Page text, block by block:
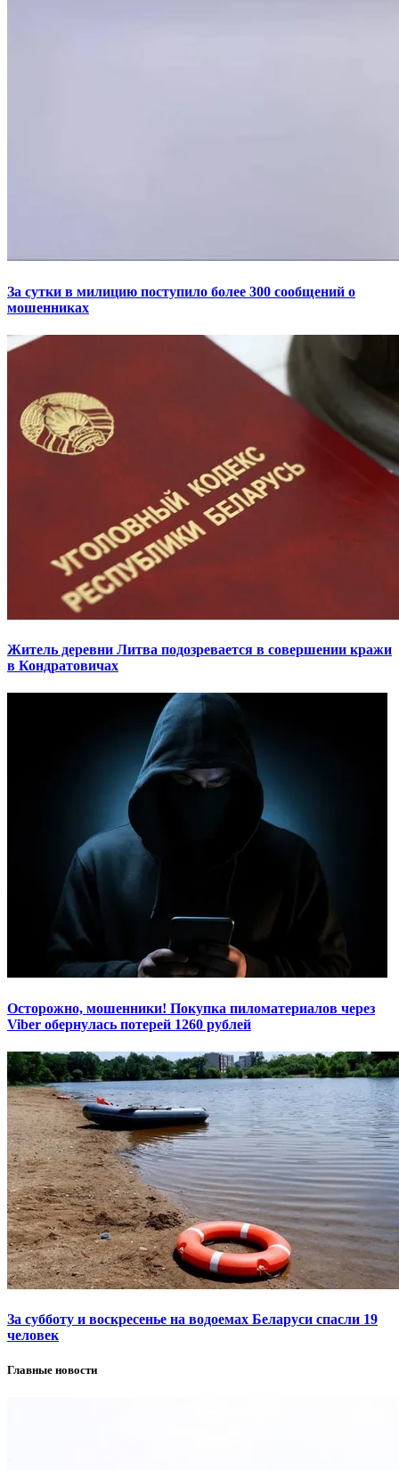
За сутки в милицию поступило более 300 сообщений о
мошенниках
Житель деревни Литва подозревается в совершении кражи
в Кондратовичах
Осторожно, мошенники! Покупка пиломатериалов через
Viber обернулась потерей 1260 рублей
За субботу и воскресенье на водоемах Беларуси спасли 19
человек
Главные новости